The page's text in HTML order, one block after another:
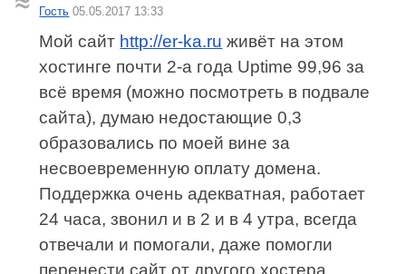
Гость 05.05.2017 13:33
Мой сайт http://er-ka.ru живёт на этом
хостинге почти 2-а года Uptime 99,96 за
всё время (можно посмотреть в подвале
сайта), думаю недостающие 0,3
образовались по моей вине за
несвоевременную оплату домена.
Поддержка очень адекватная, работает
24 часа, звонил и в 2 и в 4 утра, всегда
отвечали и помогали, даже помогли
перенести сайт от другого хостера.